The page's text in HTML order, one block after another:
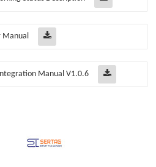
Manual
Manual V1.0.6